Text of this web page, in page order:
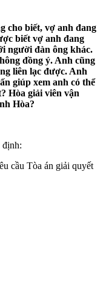
cho biết, vợ anh đang
biết vợ anh đang
người đàn ông khác.
đồng ý. Anh cũng
liên lạc được. Anh
giúp xem anh có thể
Hòa giải viên vận
Hòa?
định:
cầu Tòa án giải quyết